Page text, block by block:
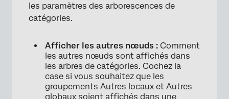
les paramètres des arborescences de
catégories.
Afficher les autres nœuds : Comment
les autres nœuds sont affichés dans
les arbres de catégories. Cochez la
case si vous souhaitez que les
groupements Autres locaux et Autres
globaux soient affichés dans une